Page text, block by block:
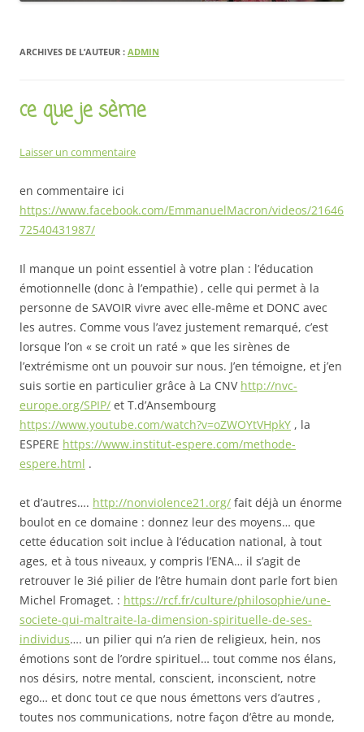
ARCHIVES DE L’AUTEUR : ADMIN
ce que je sème
Laisser un commentaire
en commentaire ici
https://www.facebook.com/EmmanuelMacron/videos/21646
72540431987/
Il manque un point essentiel à votre plan : l’éducation
émotionnelle (donc à l’empathie) , celle qui permet à la
personne de SAVOIR vivre avec elle-même et DONC avec
les autres. Comme vous l’avez justement remarqué, c’est
lorsque l’on « se croit un raté » que les sirènes de
l’extrémisme ont un pouvoir sur nous. J’en témoigne, et j’en
suis sortie en particulier grâce à La CNV http://nvc-
europe.org/SPIP/ et T.d’Ansembourg
https://www.youtube.com/watch?v=oZWOYtVHpkY , la
ESPERE https://www.institut-espere.com/methode-
espere.html .
et d’autres…. http://nonviolence21.org/ fait déjà un énorme
boulot en ce domaine : donnez leur des moyens… que
cette éducation soit inclue à l’éducation national, à tout
ages, et à tous niveaux, y compris l’ENA… il s’agit de
retrouver le 3ié pilier de l’être humain dont parle fort bien
Michel Fromaget. : https://rcf.fr/culture/philosophie/une-
societe-qui-maltraite-la-dimension-spirituelle-de-ses-
individus…. un pilier qui n’a rien de religieux, hein, nos
émotions sont de l’ordre spirituel… tout comme nos élans,
nos désirs, notre mental, conscient, inconscient, notre
ego… et donc tout ce que nous émettons vers d’autres ,
toutes nos communications, notre façon d’être au monde,